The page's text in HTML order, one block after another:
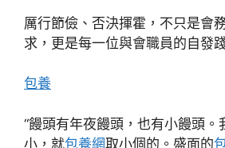
厲行節儉、否決揮霍，不只是會
求，更是每一位與會職員的自發
包養
“饅頭有年夜饅頭，也有小饅頭。
小，就包養網取小個的。盛面的